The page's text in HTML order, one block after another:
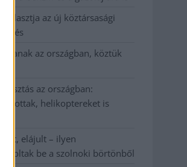
az új köztársasági
az országban, köztük
az országban:
helikoptereket is
lett, elájult – ilyen
be a szolnoki börtönből